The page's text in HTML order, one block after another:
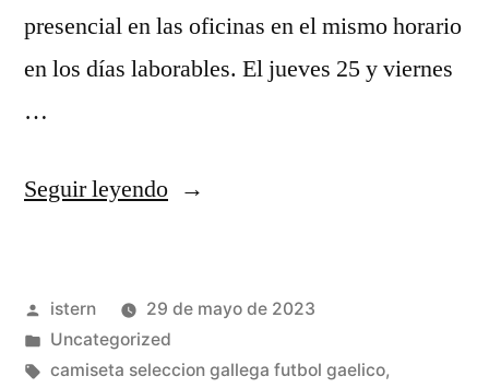
presencial en las oficinas en el mismo horario
en los días laborables. El jueves 25 y viernes
…
Seguir leyendo«mejores
Publicado
por
istern
29 de mayo de 2023
Publicado
en
Uncategorized
Etiquetas:
camiseta seleccion gallega futbol gaelico,